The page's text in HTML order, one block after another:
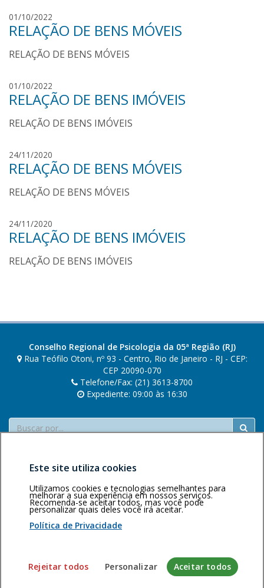
a
r
e
01/10/2022
a
l
o
a
r
RELAÇÃO DE BENS MÓVEIS
RELAÇÃO DE BENS MÓVEIS
01/10/2022
a
l
o
a
r
RELAÇÃO DE BENS IMÓVEIS
RELAÇÃO DE BENS IMÓVEIS
24/11/2020
a
l
o
a
r
RELAÇÃO DE BENS MÓVEIS
RELAÇÃO DE BENS MÓVEIS
24/11/2020
a
l
r
s
RELAÇÃO DE BENS IMÓVEIS
RELAÇÃO DE BENS IMÓVEIS
Conselho Regional de Psicologia da 05ª Região (RJ)
Rua Teófilo Otoni, nº 93 - Centro, Rio de Janeiro - RJ - CEP:
CEP 20090-070
Telefone/Fax: (21) 3613-8700
Expediente: 09:00 às 16:30
Buscar
Área restritaPolítica de
privacidadePersonalização
de cookies
Sistema desenvolvido pela Gerência de Tecnologia da
Este site utiliza cookies
Utilizamos cookies e tecnologias semelhantes para
melhorar a sua experiência em nossos serviços.
Recomenda-se aceitar todos, mas você pode
personalizar quais deles você irá aceitar.
Política de Privacidade
Rejeitar todos Personalizar Aceitar todos